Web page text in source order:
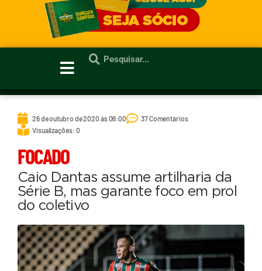
26 de outubro de 2020 às 06:00
37 Comentários
Visualizações: 0
FOCADO
Caio Dantas assume artilharia da
Série B, mas garante foco em prol
do coletivo